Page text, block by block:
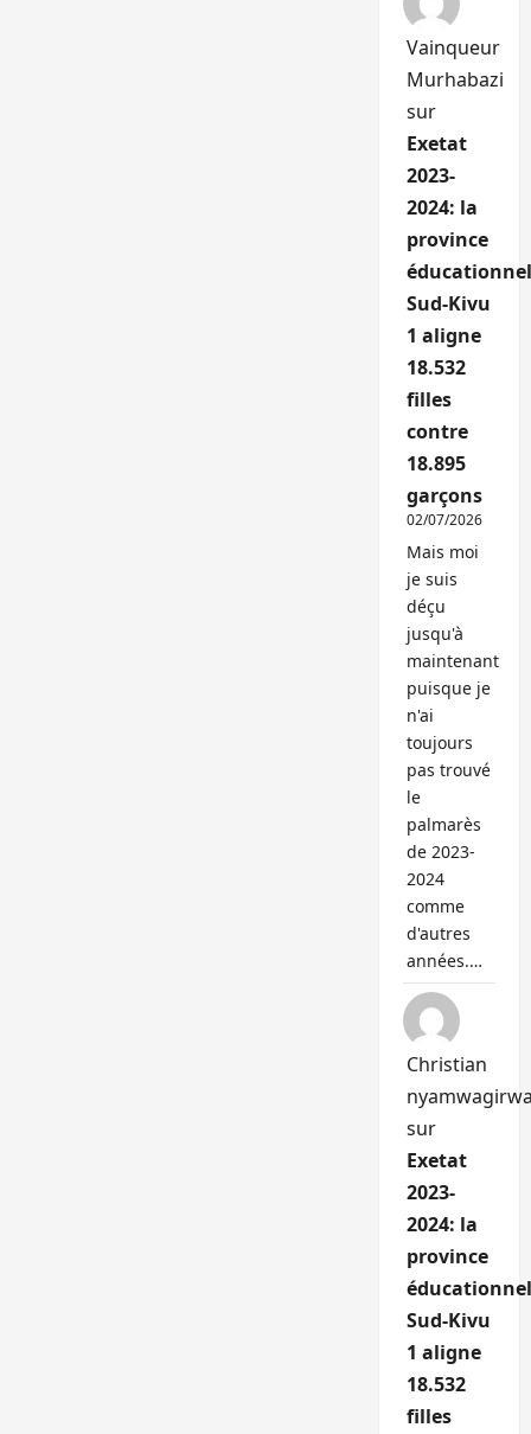
Vainqueur
Murhabazi
sur
Exetat
2023-
2024: la
province
Sud-Kivu
1 aligne
18.532
filles
contre
18.895
garçons
02/07/2026
Mais moi
je suis
déçu
jusqu'à
maintenant
puisque je
n'ai
toujours
pas trouvé
le
palmarès
de 2023-
2024
comme
d'autres
années.…
Christian
sur
Exetat
2023-
2024: la
province
Sud-Kivu
1 aligne
18.532
filles